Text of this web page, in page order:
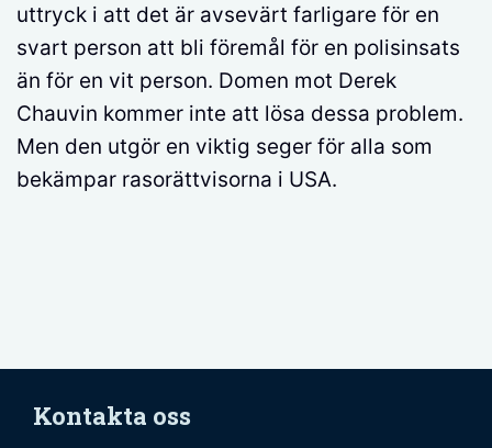
uttryck i att det är avsevärt farligare för en
svart person att bli föremål för en polisinsats
än för en vit person. Domen mot Derek
Chauvin kommer inte att lösa dessa problem.
Men den utgör en viktig seger för alla som
bekämpar rasorättvisorna i USA.
Kontakta oss